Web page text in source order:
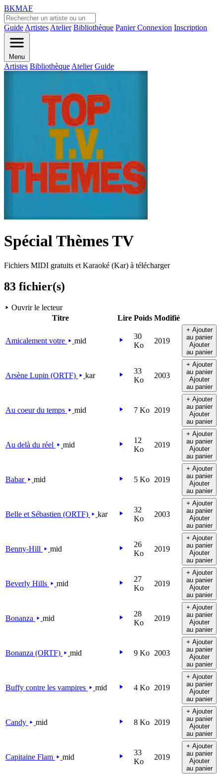
BKMAF
Guide Artistes Atelier Bibliothèque PanierConnexion Inscription
Menu
Artistes Bibliothèque Atelier Guide
Spécial Thèmes TV
Fichiers MIDI gratuits et Karaoké (Kar) à télécharger
83 fichier(s)
Ouvrir le lecteur
Titre
Lire Poids Modifié
Amicalement votre mid
30
Ko
2019
+ Ajouter
au panier
Ajouter
au panier
Arsène Lupin (ORTF) kar
33
Ko
2003
+ Ajouter
au panier
Ajouter
au panier
Au coeur du temps mid 7 Ko 2019
+ Ajouter
au panier
Ajouter
au panier
Au delà du réel mid
12
Ko
2019
+ Ajouter
au panier
Ajouter
au panier
Babar mid 5 Ko 2019
+ Ajouter
au panier
Ajouter
au panier
Belle et Sébastien (ORTF) kar
32
Ko
2003
+ Ajouter
au panier
Ajouter
au panier
Benny-Hill mid
26
Ko
2019
+ Ajouter
au panier
Ajouter
au panier
Beverly Hills mid
27
Ko
2019
+ Ajouter
au panier
Ajouter
au panier
Bonanza mid
28
Ko
2019
+ Ajouter
au panier
Ajouter
au panier
Bonanza (ORTF) mid 9 Ko 2003
+ Ajouter
au panier
Ajouter
au panier
Buffy contre les vampires mid 4 Ko 2019
+ Ajouter
au panier
Ajouter
au panier
Candy mid 8 Ko 2019
+ Ajouter
au panier
Ajouter
au panier
Capitaine Flam mid
33
Ko
2019
+ Ajouter
au panier
Ajouter
au panier